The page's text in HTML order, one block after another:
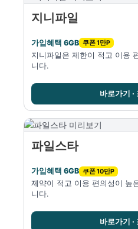
지니파일
가입혜택 6GB 쿠폰 1만P
지니파일은 제한이 적고 이용
니다.
바로가기 ·
파일스타
가입혜택 6GB 쿠폰 10만P
제약이 적고 이용 편의성이 높
니다.
바로가기 ·